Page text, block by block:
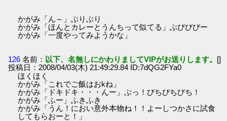
かがみ「ん～」ぶりぶり
かがみ「ほんとカレーとうんちって似てる」ぶびびびー
かがみ「一度やってみようかな」
126 名前： 以下、名無しにかわりましてVIPがお送りします。 []
投稿日：2008/04/03(木) 21:49:29.84 ID:7dQG2FYa0
ほくほく
かがみ「これでご飯はおkね」
かがみ「ドキドキ・・・んー」ぶっ！びちびちびち！
かがみ「ふー」ふきふき
かがみ「うん！におい意外本物ね！！よーしつかさに試食
してもらおーと！」